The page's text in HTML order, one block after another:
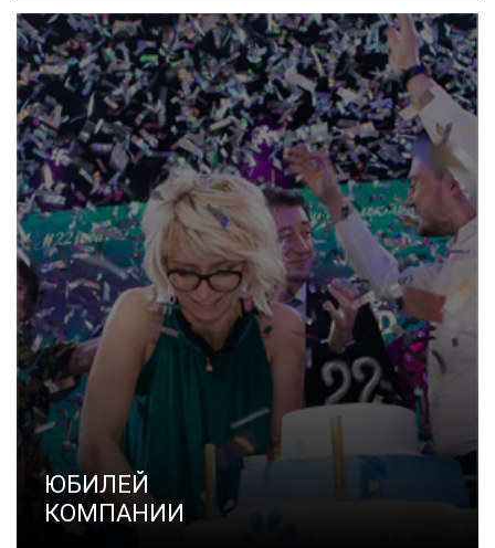
ЮБИЛЕЙ
КОМПАНИИ